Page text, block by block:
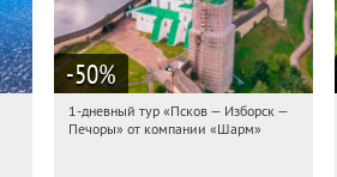
-50%
20:22:31 Купили:12
1-дневный тур «Псков — Изборск —
Печоры» от компании «Шарм»